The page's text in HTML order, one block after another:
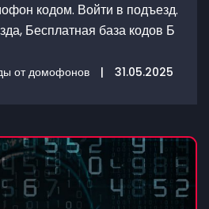
кодом. Войти в подъезд.
Бесплатная база кодов Б
от домофонов | 31.05.2025